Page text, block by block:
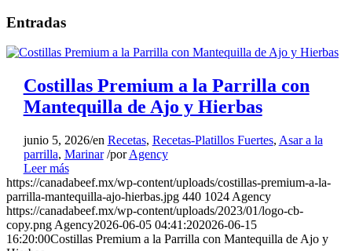
Entradas
Costillas Premium a la Parrilla con
Mantequilla de Ajo y Hierbas
junio 5, 2026/en Recetas, Recetas-Platillos Fuertes, Asar a la
parrilla, Marinar /porAgency
Leer más
https://canadabeef.mx/wp-content/uploads/costillas-premium-a-la-
parrilla-mantequilla-ajo-hierbas.jpg 440 1024 Agency
https://canadabeef.mx/wp-content/uploads/2023/01/logo-cb-
copy.png Agency2026-06-05 04:41:202026-06-15
16:20:00Costillas Premium a la Parrilla con Mantequilla de Ajo y